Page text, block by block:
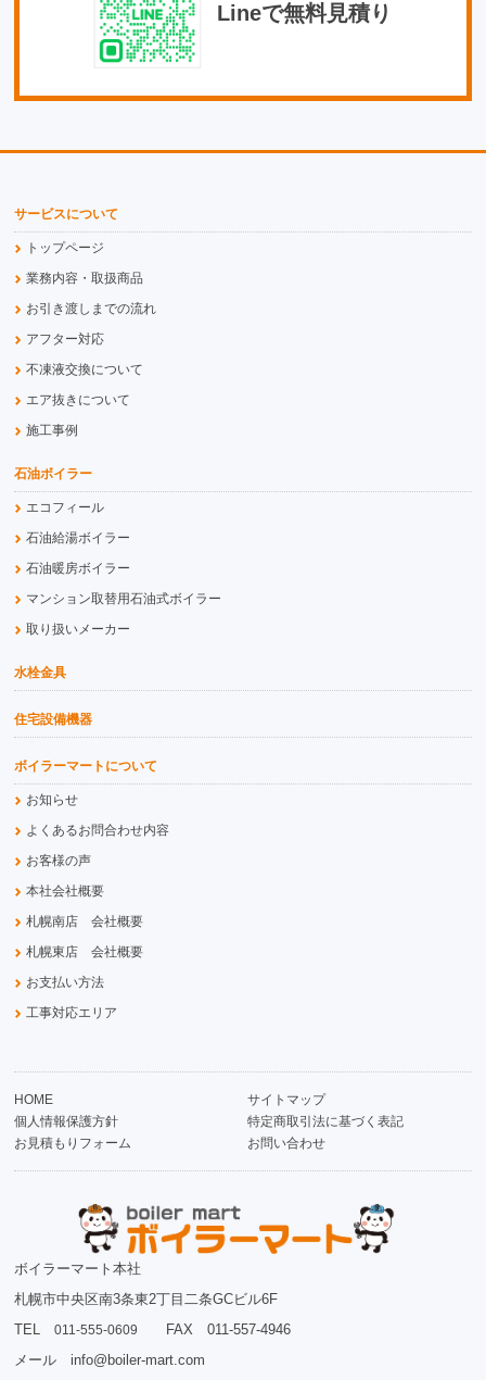
Lineで無料見積り
サービスについて
トップページ
業務内容・取扱商品
お引き渡しまでの流れ
アフター対応
不凍液交換について
エア抜きについて
施工事例
石油ボイラー
エコフィール
石油給湯ボイラー
石油暖房ボイラー
マンション取替用石油式ボイラー
取り扱いメーカー
水栓金具
住宅設備機器
ボイラーマートについて
お知らせ
よくあるお問合わせ内容
お客様の声
本社会社概要
札幌南店 会社概要
札幌東店 会社概要
お支払い方法
工事対応エリア
HOME
サイトマップ
個人情報保護方針
特定商取引法に基づく表記
お見積もりフォーム
お問い合わせ
ボイラーマート本社
札幌市中央区南3条東2丁目二条GCビル6F
TEL011-555-0609
FAX 011-557-4946
メール info@boiler-mart.com